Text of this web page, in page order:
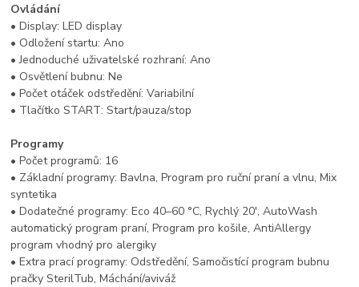
Ovládání
• Display: LED display
• Odložení startu: Ano
• Jednoduché uživatelské rozhraní: Ano
• Osvětlení bubnu: Ne
• Počet otáček odstředění: Variabilní
• Tlačítko START: Start/pauza/stop
Programy
• Počet programů: 16
• Základní programy: Bavlna, Program pro ruční praní a vlnu, Mix
syntetika
• Dodatečné programy: Eco 40–60 °C, Rychlý 20', AutoWash
automatický program praní, Program pro košile, AntiAllergy
program vhodný pro alergiky
• Extra prací programy: Odstředění, Samočistící program bubnu
pračky SterilTub, Máchání/aviváž